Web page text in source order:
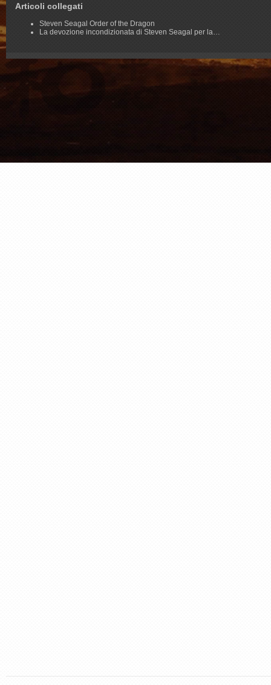
Articoli collegati
Steven Seagal Order of the Dragon
La devozione incondizionata di Steven Seagal per la…